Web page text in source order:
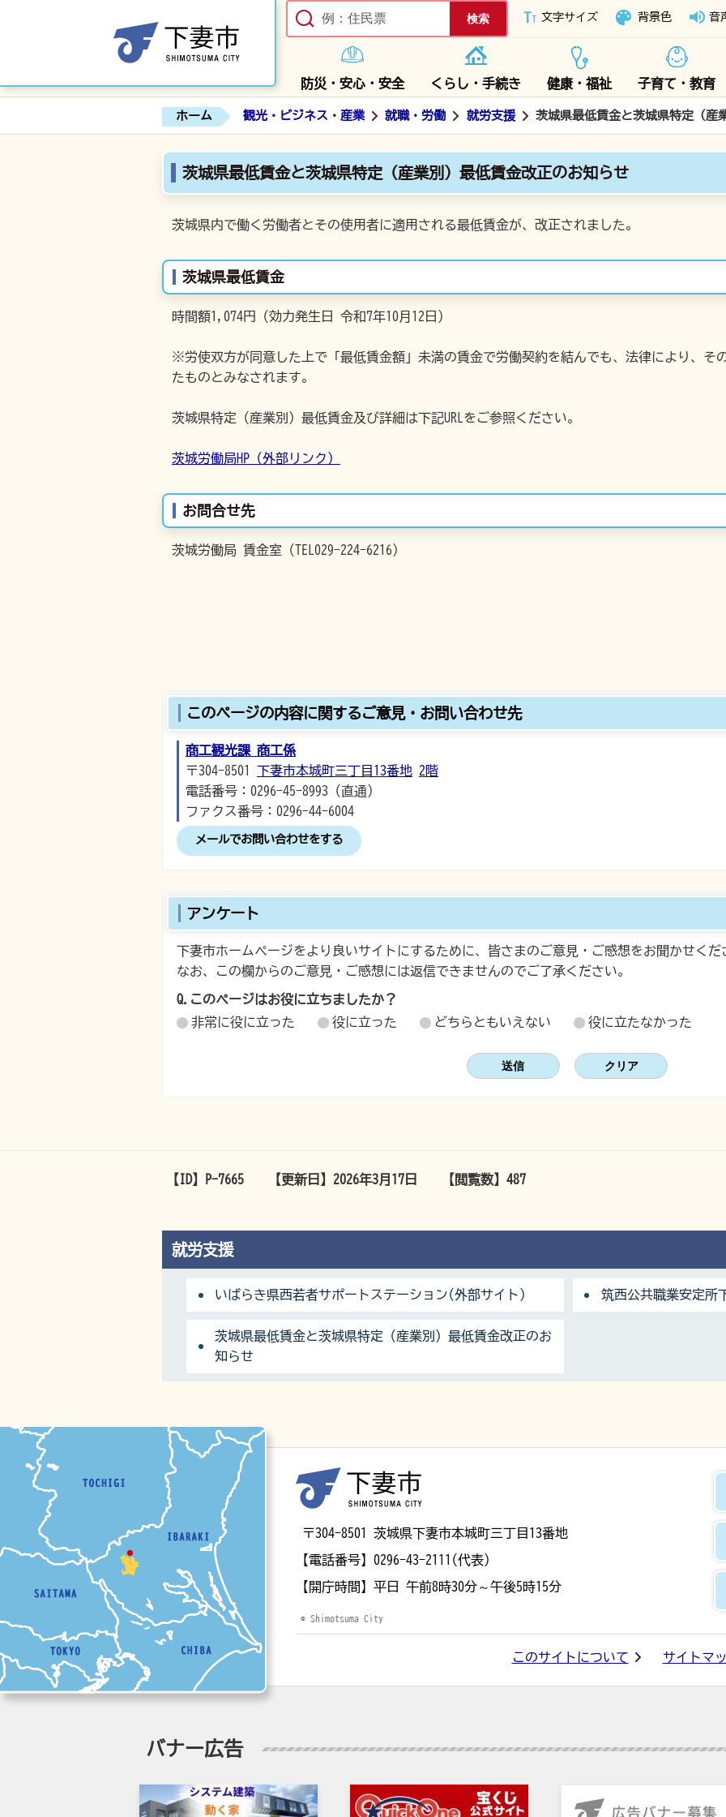
下妻市ホームページ
文字サイズ 背景色 音
防災・安心・安全 くらし・手続き 健康・福祉 子育て・教育
ホーム 観光・ビジネス・産業 就職・労働 就労支援 茨城県最低賃金と茨城県特定（産
茨城県最低賃金と茨城県特定（産業別）最低賃金改正のお知らせ
茨城県内で働く労働者とその使用者に適用される最低賃金が、改正されました。
茨城県最低賃金
時間額1,074円（効力発生日 令和7年10月12日）
※労使双方が同意した上で「最低賃金額」未満の賃金で労働契約を結んでも、法律により、そ
たものとみなされます。
茨城県特定（産業別）最低賃金及び詳細は下記URLをご参照ください。
茨城労働局HP（外部リンク）
お問合せ先
茨城労働局 賃金室（TEL029-224-6216）
このページの内容に関するご意見・お問い合わせ先
商工観光課 商工係
〒304-8501 下妻市本城町三丁目13番地 2階
電話番号：0296-45-8993（直通）
ファクス番号：0296-44-6004
メールでお問い合わせをする
アンケート
下妻市ホームページをより良いサイトにするために、皆さまのご意見・ご感想をお聞かせくだ
なお、この欄からのご意見・ご感想には返信できませんのでご了承ください。
Q.このページはお役に立ちましたか？
非常に役に立った
役に立った どちらともいえない 役に立たなかった
【ID】 P-7665 【更新日】 2026年3月17日 【閲覧数】 487
就労支援
いばらき県西若者サポートステーション(外部サイト) 筑西公共職業安定所
茨城県最低賃金と茨城県特定（産業別）最低賃金改正のお
知らせ
〒304-8501 茨城県下妻市本城町三丁目13番地
【電話番号】 0296-43-2111(代表)
【開庁時間】 平日 午前8時30分～午後5時15分
© Shimotsuma City
このサイトについて サイトマ
バナー広告